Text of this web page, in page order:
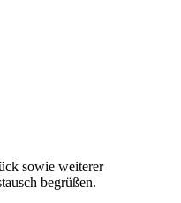
sowie weiterer
begrüßen.